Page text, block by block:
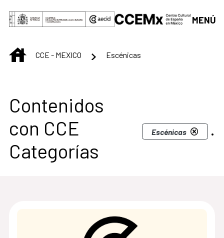
Saltar al contenido principal
MENÚ
INICIOCCE - MEXICO Escénicas
Centro Cultural de
Contenidos
con CCE
Categorías
Escénicas .